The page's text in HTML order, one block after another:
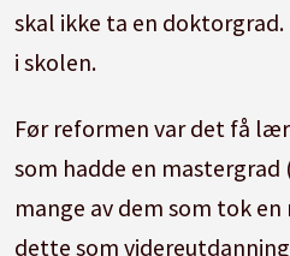
skal ikke ta en
i skolen.
Før reformen var det få
som hadde en mastergrad
mange av dem som tok
dette som